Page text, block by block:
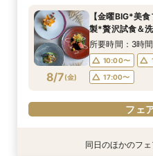
8/6(木)
10:00〜
17:00〜
電話予
8/6(木)
10:00〜
17:00〜
電話予
8/7(金)
【金曜BIG*美
製*贅沢試食＆
所要時間：3時
10:00〜
17:00〜
フェ
特典あり
特典あり同日のほかのフェ